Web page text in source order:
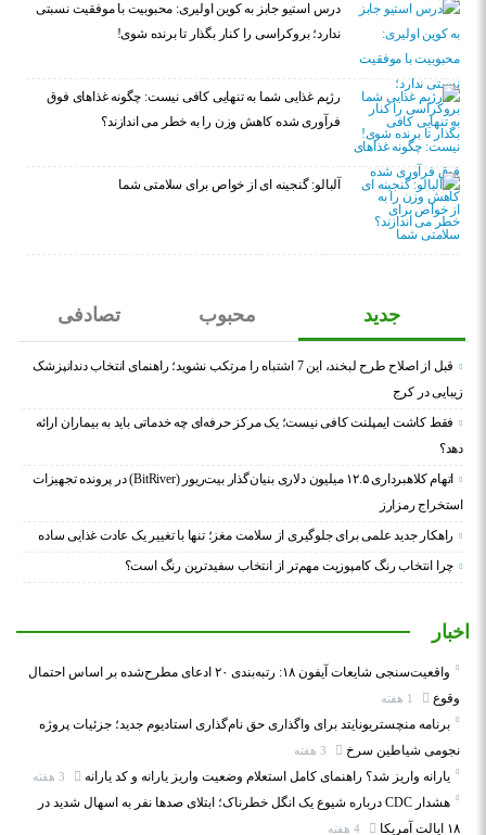
درس استیو جابز به کوین اولیری: محبوبیت با موفقیت نسبتی
ندارد؛ بروکراسی را کنار بگذار تا برنده شوی!
رژیم غذایی شما به تنهایی کافی نیست: چگونه غذاهای فوق
فرآوری شده کاهش وزن را به خطر می اندازند؟
آلبالو: گنجینه ای از خواص برای سلامتی شما
جدید محبوب تصادفی
قبل از اصلاح طرح لبخند، این 7 اشتباه را مرتکب نشوید؛ راهنمای انتخاب دندانپزشک
زیبایی در کرج
فقط کاشت ایمپلنت کافی نیست؛ یک مرکز حرفه‌ای چه خدماتی باید به بیماران ارائه
دهد؟
اتهام کلاهبرداری ۱۲.۵ میلیون دلاری بنیان‌گذار بیت‌ریور (BitRiver) در پرونده تجهیزات
استخراج رمزارز
راهکار جدید علمی برای جلوگیری از سلامت مغز؛ تنها با تغییر یک عادت غذایی ساده
چرا انتخاب رنگ کامپوزیت مهم‌تر از انتخاب سفیدترین رنگ است؟
اخبار
واقعیت‌سنجی شایعات آیفون ۱۸: رتبه‌بندی ۲۰ ادعای مطرح‌شده بر اساس احتمال
وقوع
برنامه منچستریونایتد برای واگذاری حق نام‌گذاری استادیوم جدید؛ جزئیات پروژه
نجومی شیاطین سرخ
یارانه واریز شد؟ راهنمای کامل استعلام وضعیت واریز یارانه و کد یارانه
هشدار CDC درباره شیوع یک انگل خطرناک؛ ابتلای صدها نفر به اسهال شدید در
۱۸ ایالت آمریکا